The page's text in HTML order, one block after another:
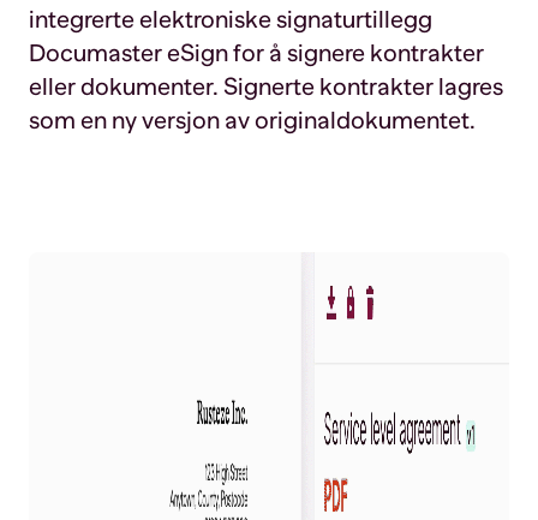
integrerte elektroniske signaturtillegg
Documaster eSign for å signere kontrakter
eller dokumenter. Signerte kontrakter lagres
som en ny versjon av originaldokumentet.